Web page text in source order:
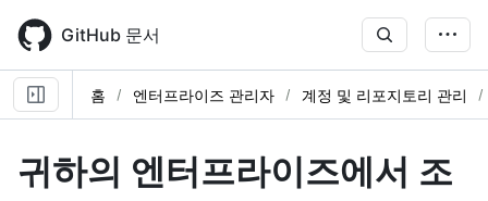
main
content
GitHub 문서
홈 엔터프라이즈 관리자 계정 및 리포지토리 관리
귀하의 엔터프라이즈에서 조